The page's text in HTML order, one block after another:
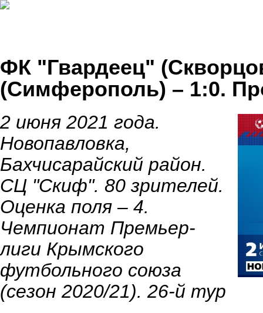
ФК "Гвардеец"
(Симферополь) – 1:0.
2 июня 2021 года.
Новопавловка,
Бахчисарайский район.
СЦ "Скиф". 80 зрителей.
Оценка поля – 4.
Чемпионат Премьер-
лиги Крымского
футбольного союза
(сезон 2020/21). 26-й тур